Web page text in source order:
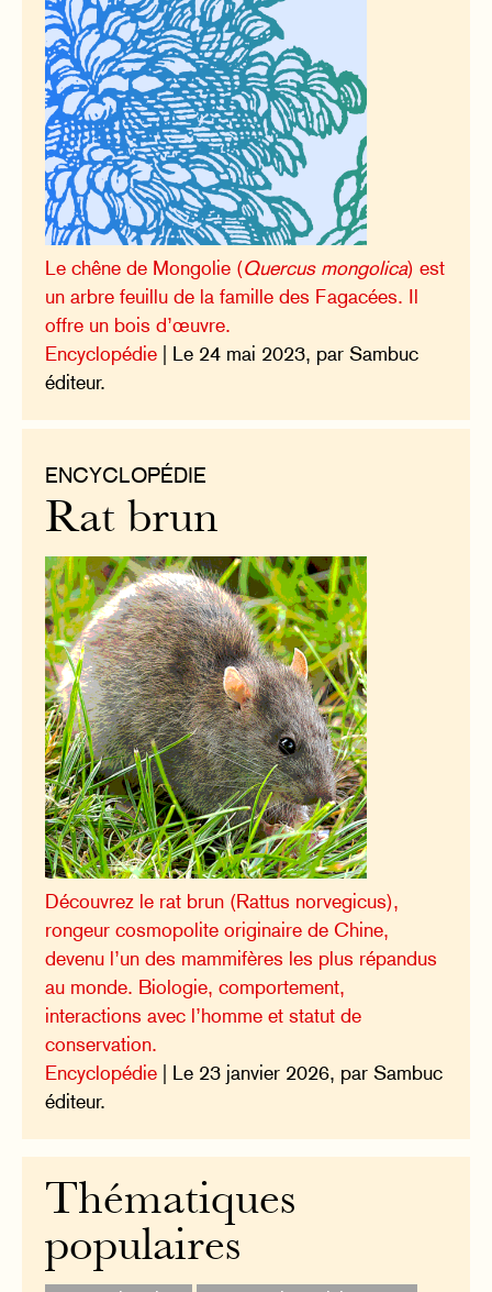
Le chêne de Mongolie (Quercus mongolica) est
un arbre feuillu de la famille des Fagacées. Il
offre un bois d’œuvre.
Encyclopédie | Le 24 mai 2023, par Sambuc
éditeur.
ENCYCLOPÉDIE
Rat brun
Découvrez le rat brun (Rattus norvegicus),
rongeur cosmopolite originaire de Chine,
devenu l’un des mammifères les plus répandus
au monde. Biologie, comportement,
interactions avec l’homme et statut de
conservation.
Encyclopédie | Le 23 janvier 2026, par Sambuc
éditeur.
Thématiques
populaires